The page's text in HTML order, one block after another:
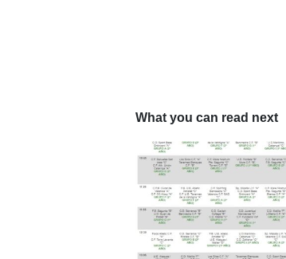
What you can read next